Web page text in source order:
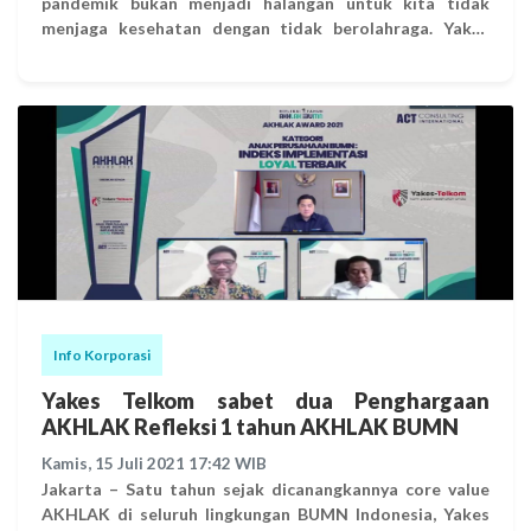
menjaga kesehatan dengan tidak berolahraga. Yakes
Yukk join di kelas olahraga virtual bersama para trainer
Yakes Telkom. Silahkan dicatat waktunya ya. Salam
Sehat Tekad Kita Melayani dengan Cinta.
Info Korporasi
Yakes Telkom sabet dua Penghargaan
AKHLAK Refleksi 1 tahun AKHLAK BUMN
Kamis, 15 Juli 2021 17:42 WIB
Jakarta – Satu tahun sejak dicanangkannya core value
AKHLAK di seluruh lingkungan BUMN Indonesia, Yakes